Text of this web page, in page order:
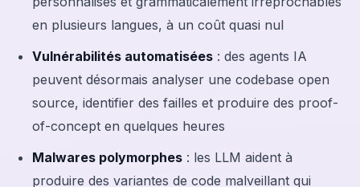
en plusieurs langues, à un coût quasi nul
Vulnérabilités automatisées : des agents IA
peuvent désormais analyser une codebase open
source, identifier des failles et produire des proof-
of-concept en quelques heures
Malwares polymorphes : les LLM aident à
produire des variantes de code malveillant qui